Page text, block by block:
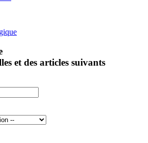
et des articles suivants